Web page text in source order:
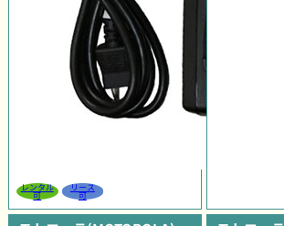
レンタル
可
リース
可